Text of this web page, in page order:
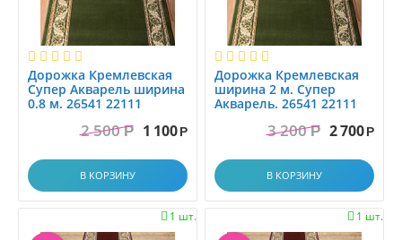
Дорожка Кремлевская
Супер Акварель ширина
0.8 м. 26541 22111
2 500 Р 1 100 Р
В КОРЗИНУ
Дорожка Кремлевская
ширина 2 м. Супер
Акварель. 26541 22111
3 200 Р 2 700 Р
В КОРЗИНУ
1 шт.
 1 шт.
